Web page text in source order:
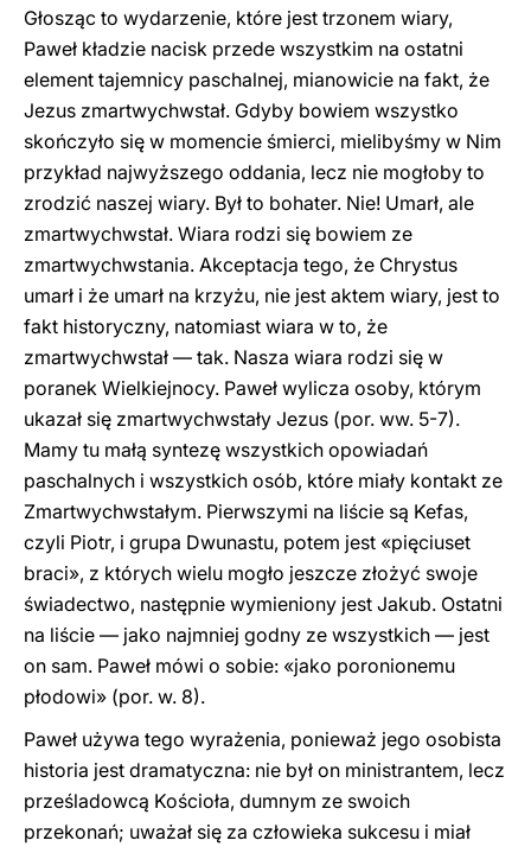
Głosząc to wydarzenie, które jest trzonem wiary,
Paweł kładzie nacisk przede wszystkim na ostatni
element tajemnicy paschalnej, mianowicie na fakt, że
Jezus zmartwychwstał. Gdyby bowiem wszystko
skończyło się w momencie śmierci, mielibyśmy w Nim
przykład najwyższego oddania, lecz nie mogłoby to
zrodzić naszej wiary. Był to bohater. Nie! Umarł, ale
zmartwychwstał. Wiara rodzi się bowiem ze
zmartwychwstania. Akceptacja tego, że Chrystus
umarł i że umarł na krzyżu, nie jest aktem wiary, jest to
fakt historyczny, natomiast wiara w to, że
zmartwychwstał — tak. Nasza wiara rodzi się w
poranek Wielkiejnocy. Paweł wylicza osoby, którym
ukazał się zmartwychwstały Jezus (por. ww. 5-7).
Mamy tu małą syntezę wszystkich opowiadań
paschalnych i wszystkich osób, które miały kontakt ze
Zmartwychwstałym. Pierwszymi na liście są Kefas,
czyli Piotr, i grupa Dwunastu, potem jest «pięciuset
braci», z których wielu mogło jeszcze złożyć swoje
świadectwo, następnie wymieniony jest Jakub. Ostatni
na liście — jako najmniej godny ze wszystkich — jest
on sam. Paweł mówi o sobie: «jako poronionemu
płodowi» (por. w. 8).
Paweł używa tego wyrażenia, ponieważ jego osobista
historia jest dramatyczna: nie był on ministrantem, lecz
prześladowcą Kościoła, dumnym ze swoich
przekonań; uważał się za człowieka sukcesu i miał